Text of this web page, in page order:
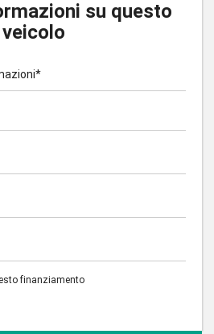
su questo
veicolo
finanziamento